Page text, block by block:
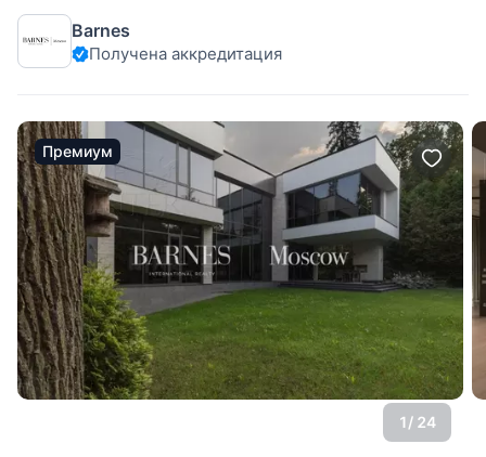
в КП Бенилюкс. 20 км. от МКАД по Новорижскому шоссе.
Высота потолков: 4 м. Планировка свободная. На 1 этаже
предусмотрен гараж на 2 м/м. Коммуникации
Barnes
Получена аккредитация
Премиум
1/ 24